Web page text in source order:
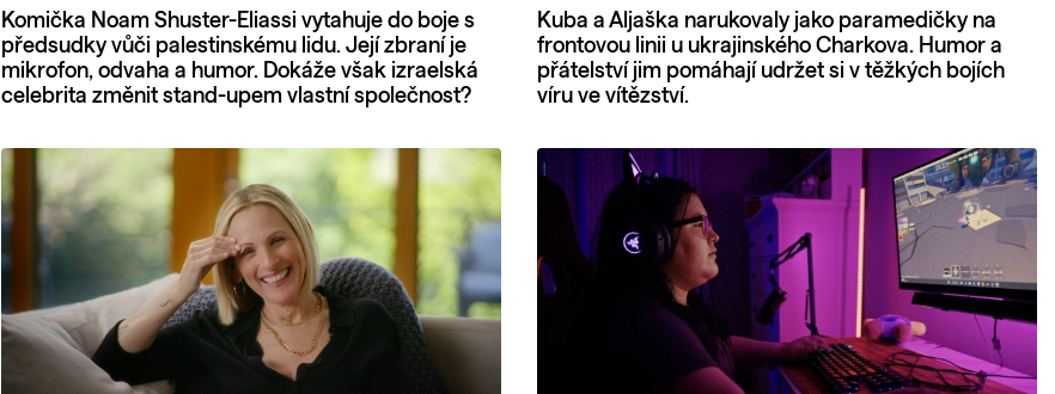
Komička Noam Shuster-Eliassi vytahuje do boje s
předsudky vůči palestinskému lidu. Její zbraní je
mikrofon, odvaha a humor. Dokáže však izraelská
celebrita změnit stand-upem vlastní společnost?
Kuba a Aljaška narukovaly jako paramedičky na
frontovou linii u ukrajinského Charkova. Humor a
přátelství jim pomáhají udržet si v těžkých bojích
víru ve vítězství.